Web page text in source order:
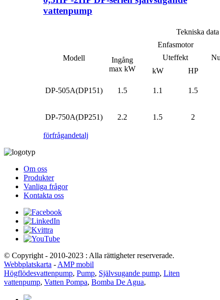
vattenpump
Tekniska data
Modell
Enfasmotor
Ingång
max kW
Uteffekt
kW
HP
DP-505A(DP151) 1.5 1.1 1.5
DP-750A(DP251) 2.2 1.5 2
förfrågandetalj
Om oss
Produkter
Vanliga frågor
Kontakta oss
© Copyright - 2010-2023 : Alla rättigheter reserverade.
Webbplatskarta - AMP mobil
Högflödesvattenpump, Pump, Självsugande pump, Liten
vattenpump, Vatten Pompa, Bomba De Agua,